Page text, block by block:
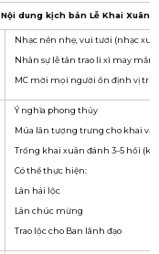
Nội dung kịch bản Lễ Khai Xuân
Nhạc nền nhẹ, vui tươi (nhạc
Nhân sự lễ tân trao lì xì may mắn
MC mời mọi người ổn định vị trí.
Ý nghĩa phong thủy
Múa lân tượng trưng cho khai
Trống khai xuân đánh 3–5 hồi
Có thể thực hiện:
Lân hái lộc
Lân chúc mừng
Trao lộc cho Ban lãnh đạo